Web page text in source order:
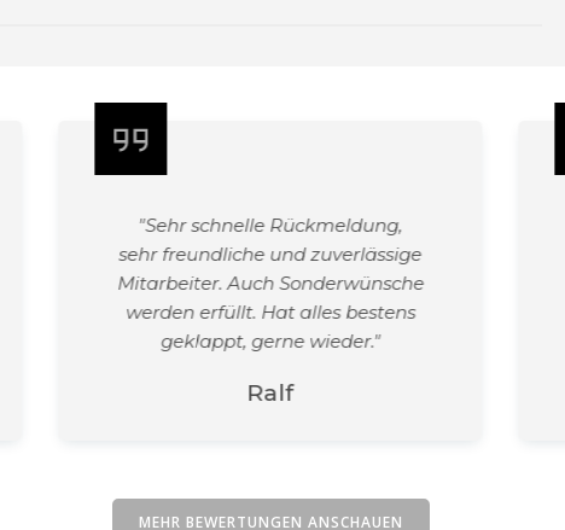
"Sehr schnelle Rückmeldung,
sehr freundliche und zuverlässige
Mitarbeiter. Auch Sonderwünsche
werden erfüllt. Hat alles bestens
geklappt, gerne wieder."
Ralf
MEHR BEWERTUNGEN ANSCHAUEN